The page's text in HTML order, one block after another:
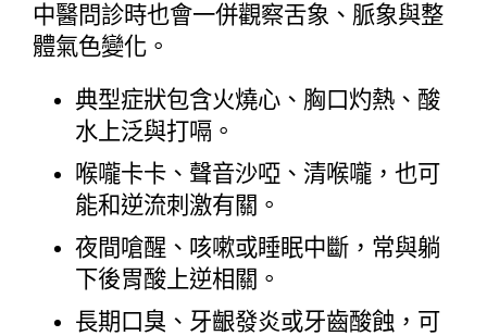
中醫問診時也會一併觀察舌象、脈象與整
體氣色變化。
典型症狀包含火燒心、胸口灼熱、酸
水上泛與打嗝。
喉嚨卡卡、聲音沙啞、清喉嚨，也可
能和逆流刺激有關。
夜間嗆醒、咳嗽或睡眠中斷，常與躺
下後胃酸上逆相關。
長期口臭、牙齦發炎或牙齒酸蝕，可